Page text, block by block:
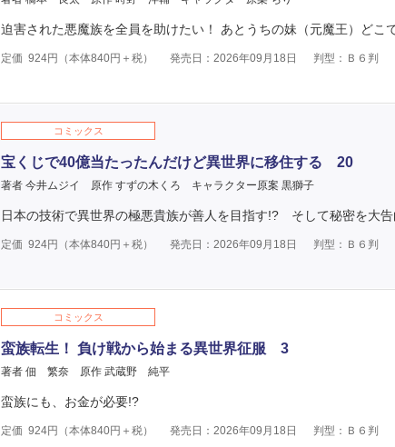
迫害された悪魔族を全員を助けたい！ あとうちの妹（元魔王）どこ
定価 924円（本体840円＋税） 発売日：2026年09月18日 判型：Ｂ６判
コミックス
宝くじで40億当たったんだけど異世界に移住する 20
著者 今井ムジイ 原作 すずの木くろ キャラクター原案 黒獅子
日本の技術で異世界の極悪貴族が善人を目指す!? そして秘密を大
定価 924円（本体840円＋税） 発売日：2026年09月18日 判型：Ｂ６判
コミックス
蛮族転生！ 負け戦から始まる異世界征服 3
著者 佃 繁奈 原作 武蔵野 純平
蛮族にも、お金が必要!?
定価 924円（本体840円＋税） 発売日：2026年09月18日 判型：Ｂ６判